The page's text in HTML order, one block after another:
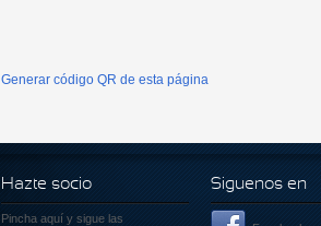
Generar código QR de esta página
Hazte socio
Pincha aquí y sigue las
Siguenos en